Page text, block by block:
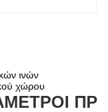
ινών
χώρου